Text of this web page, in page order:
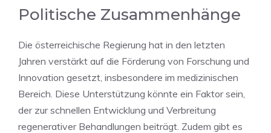
Politische Zusammenhänge
Die österreichische Regierung hat in den letzten
Jahren verstärkt auf die Förderung von Forschung und
Innovation gesetzt, insbesondere im medizinischen
Bereich. Diese Unterstützung könnte ein Faktor sein,
der zur schnellen Entwicklung und Verbreitung
regenerativer Behandlungen beiträgt. Zudem gibt es